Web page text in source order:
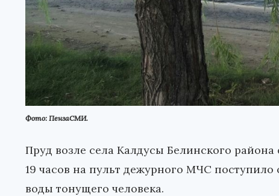
Фото: ПензаСМИ.
Пруд возле села Калдусы Белинского
19 часов на пульт дежурного МЧС
воды тонущего человека.